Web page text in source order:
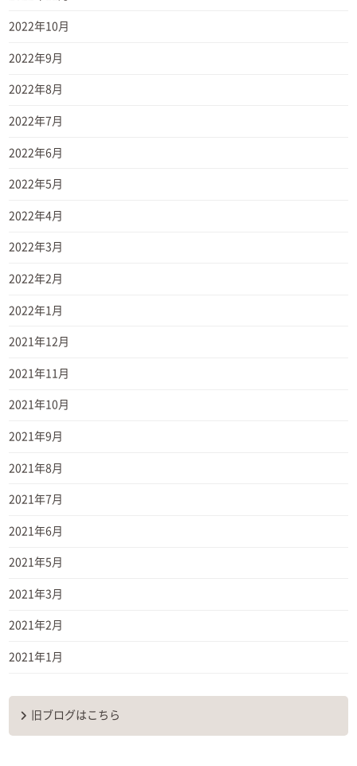
2022年10月
2022年9月
2022年8月
2022年7月
2022年6月
2022年5月
2022年4月
2022年3月
2022年2月
2022年1月
2021年12月
2021年11月
2021年10月
2021年9月
2021年8月
2021年7月
2021年6月
2021年5月
2021年3月
2021年2月
2021年1月
旧ブログはこちら